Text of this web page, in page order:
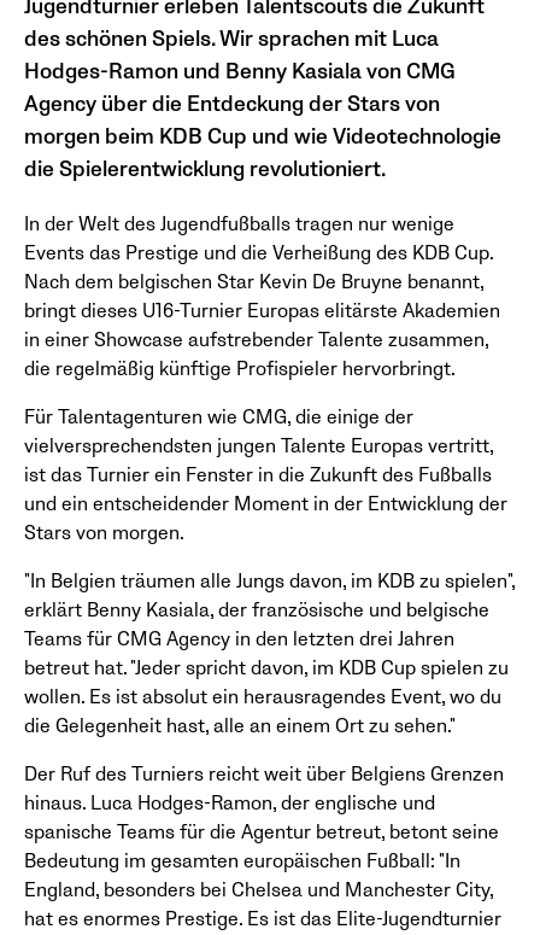
Jugendturnier erleben Talentscouts die Zukunft
des schönen Spiels. Wir sprachen mit Luca
Hodges-Ramon und Benny Kasiala von CMG
Agency über die Entdeckung der Stars von
morgen beim KDB Cup und wie Videotechnologie
die Spielerentwicklung revolutioniert.
In der Welt des Jugendfußballs tragen nur wenige
Events das Prestige und die Verheißung des KDB Cup.
Nach dem belgischen Star Kevin De Bruyne benannt,
bringt dieses U16-Turnier Europas elitärste Akademien
in einer Showcase aufstrebender Talente zusammen,
die regelmäßig künftige Profispieler hervorbringt.
Für Talentagenturen wie CMG, die einige der
vielversprechendsten jungen Talente Europas vertritt,
ist das Turnier ein Fenster in die Zukunft des Fußballs
und ein entscheidender Moment in der Entwicklung der
Stars von morgen.
"In Belgien träumen alle Jungs davon, im KDB zu spielen",
erklärt Benny Kasiala, der französische und belgische
Teams für CMG Agency in den letzten drei Jahren
betreut hat. "Jeder spricht davon, im KDB Cup spielen zu
wollen. Es ist absolut ein herausragendes Event, wo du
die Gelegenheit hast, alle an einem Ort zu sehen."
Der Ruf des Turniers reicht weit über Belgiens Grenzen
hinaus. Luca Hodges-Ramon, der englische und
spanische Teams für die Agentur betreut, betont seine
Bedeutung im gesamten europäischen Fußball: "In
England, besonders bei Chelsea und Manchester City,
hat es enormes Prestige. Es ist das Elite-Jugendturnier